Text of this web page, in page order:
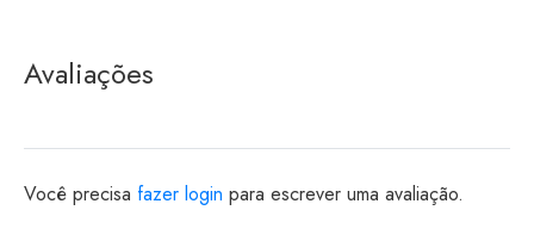
Avaliações
Você precisa fazer login para escrever uma avaliação.